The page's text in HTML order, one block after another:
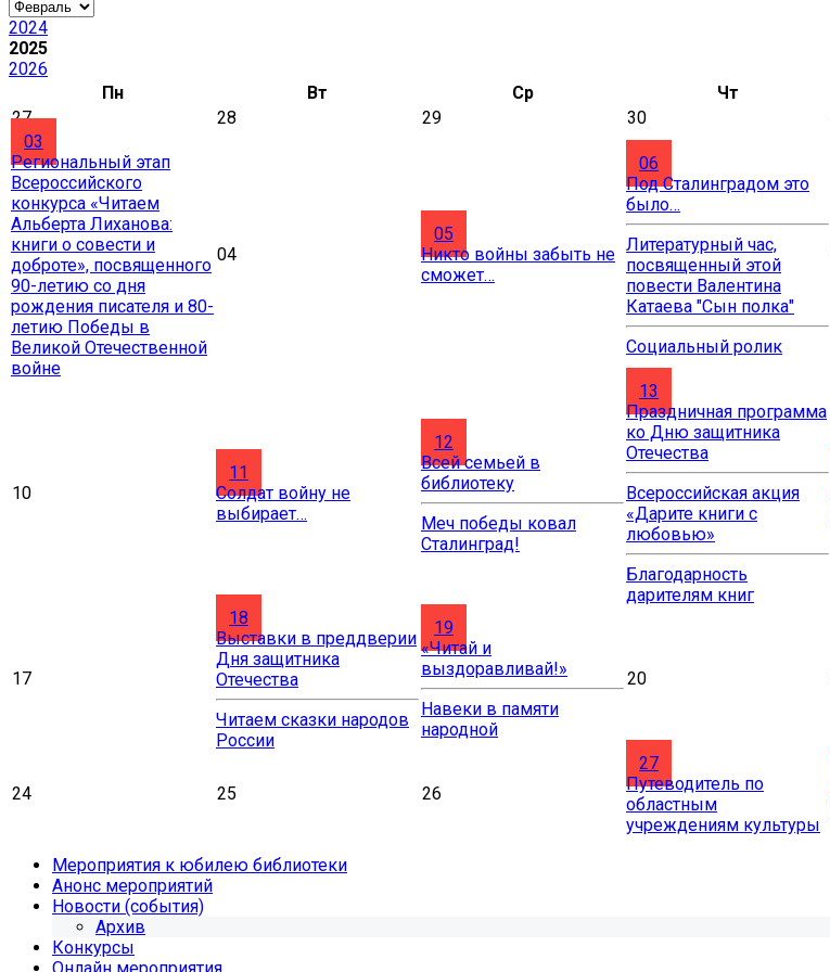
2024
2025
2026
Пн
Вт Ср Чт
27
28 29 30
03
Региональный этап
Всероссийского
конкурса «Читаем
Альберта Лиханова:
книги о совести и
доброте», посвященного
90-летию со дня
рождения писателя и 80-
летию Победы в
Великой Отечественной
войне
04
05
Никто войны забыть не
сможет…
06
Под Сталинградом это
было…
Литературный час,
посвященный этой
повести Валентина
Катаева "Сын полка"
Социальный ролик
10
11
Солдат войну не
выбирает…
12
Всей семьей в
библиотеку
Меч победы ковал
Сталинград!
13
Праздничная программа
ко Дню защитника
Отечества
Всероссийская акция
«Дарите книги с
любовью»
Благодарность
дарителям книг
17
18
Выставки в преддверии
Дня защитника
Отечества
Читаем сказки народов
России
19
«Читай и
выздоравливай!»
Навеки в памяти
народной
20
24 25 26
27
Путеводитель по
областным
учреждениям культуры
Мероприятия к юбилею библиотеки
Анонс мероприятий
Новости (события)
Архив
Конкурсы